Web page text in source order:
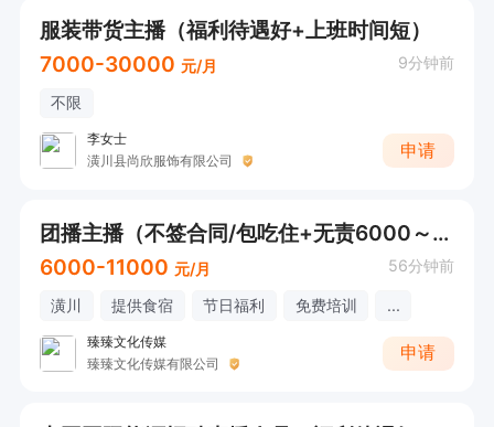
服装带货主播（福利待遇好+上班时间短）
7000-30000 元/月 9分钟前
不限
李女士
潢川县尚欣服饰有限公司
申请
团播主播（不签合同/包吃住+无责6000～11000+日结）
6000-11000 元/月 56分钟前
潢川 提供食宿 节日福利 免费培训 ...
臻臻文化传媒
臻臻文化传媒有限公司
申请